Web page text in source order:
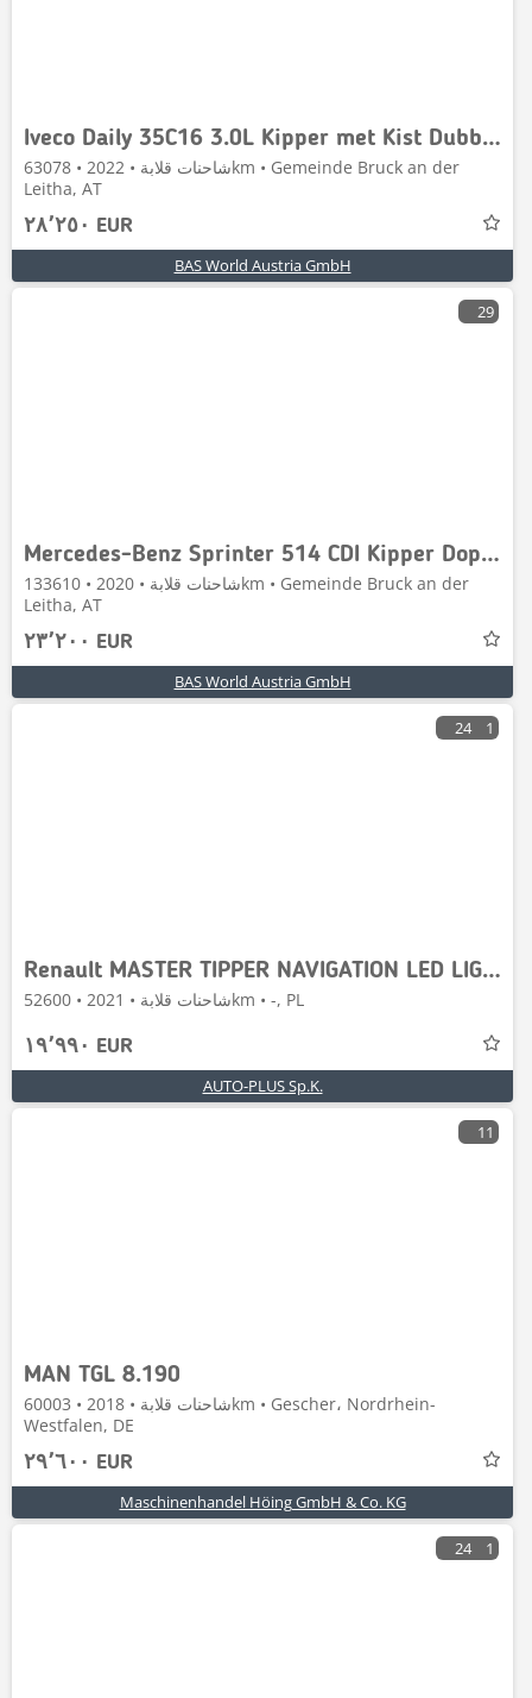
Iveco Daily 35C16 3.0L Kipper met Kist Dubbellucht 3,5t
شاحنات قلابة • 2022 • 63078km • Gemeinde Bruck an der
Leitha, AT
٢٨٬٢٥٠ EUR
BAS World Austria GmbH
29
Mercedes-Benz Sprinter 514 CDI Kipper Doppelbereifung 3,5t AHK K
شاحنات قلابة • 2020 • 133610km • Gemeinde Bruck an der
Leitha, AT
٢٣٬٢٠٠ EUR
BAS World Austria GmbH
24 1
Renault MASTER TIPPER NAVIGATION LED LIGHTS 130HP
شاحنات قلابة • 2021 • 52600km • -, PL
١٩٬٩٩٠ EUR
AUTO-PLUS Sp.K.
11
MAN TGL 8.190
شاحنات قلابة • 2018 • 60003km • Gescher، Nordrhein-
Westfalen, DE
٢٩٬٦٠٠ EUR
Maschinenhandel Höing GmbH & Co. KG
24 1